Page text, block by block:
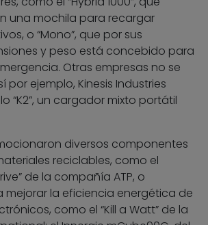
una mochila para recargar
o “Mono”, que por sus
y peso está concebido para
Otras empresas no se
por ejemplo, Kinesis Industries
“K2”, un cargador mixto portátil
diversos componentes
reciclables, como el
de la compañía ATP, o
mejorar la eficiencia energética de
como el “Kill a Watt” de la